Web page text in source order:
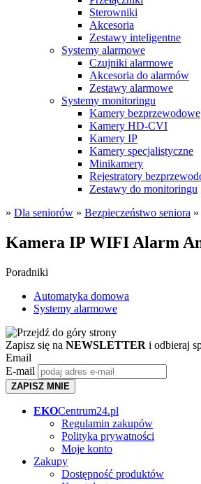
Sterowniki
Akcesoria
Zestawy inteligentne
Systemy alarmowe
Czujniki alarmowe
Akcesoria do alarmów
Zestawy alarmowe
Systemy monitoringu
Kamery bezprzewodowe
Kamery HD-CVI
Kamery IP
Kamery specjalistyczne
Minikamery
Rejestratory
Zestawy do monitoringu
» Dla seniorów » Bezpieczeństwo seniora »
Kamera IP WIFI Alarm
Poradniki
Automatyka domowa
Systemy alarmowe
Zapisz się na NEWSLETTER i odbieraj
Email
E-mail
ZAPISZ MNIE
EKOCentrum24.pl
Regulamin zakupów
Polityka prywatności
Moje konto
Zakupy
Dostępność produktów